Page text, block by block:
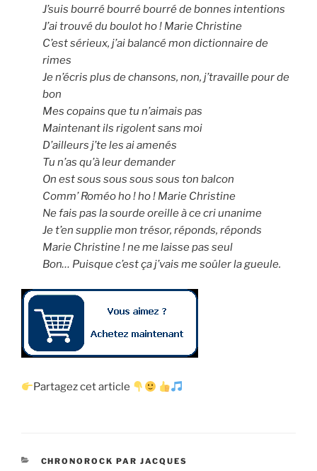
J’suis bourré bourré bourré de bonnes intentions
J’ai trouvé du boulot ho ! Marie Christine
C’est sérieux, j’ai balancé mon dictionnaire de
rimes
Je n’écris plus de chansons, non, j’travaille pour de
bon
Mes copains que tu n’aimais pas
Maintenant ils rigolent sans moi
D’ailleurs j’te les ai amenés
Tu n’as qu’à leur demander
On est sous sous sous sous ton balcon
Comm’ Roméo ho ! ho ! Marie Christine
Ne fais pas la sourde oreille à ce cri unanime
Je t’en supplie mon trésor, réponds, réponds
Marie Christine ! ne me laisse pas seul
Bon… Puisque c’est ça j’vais me soûler la gueule.
Partagez cet article
CATÉGORIES
CHRONOROCK PAR JACQUES